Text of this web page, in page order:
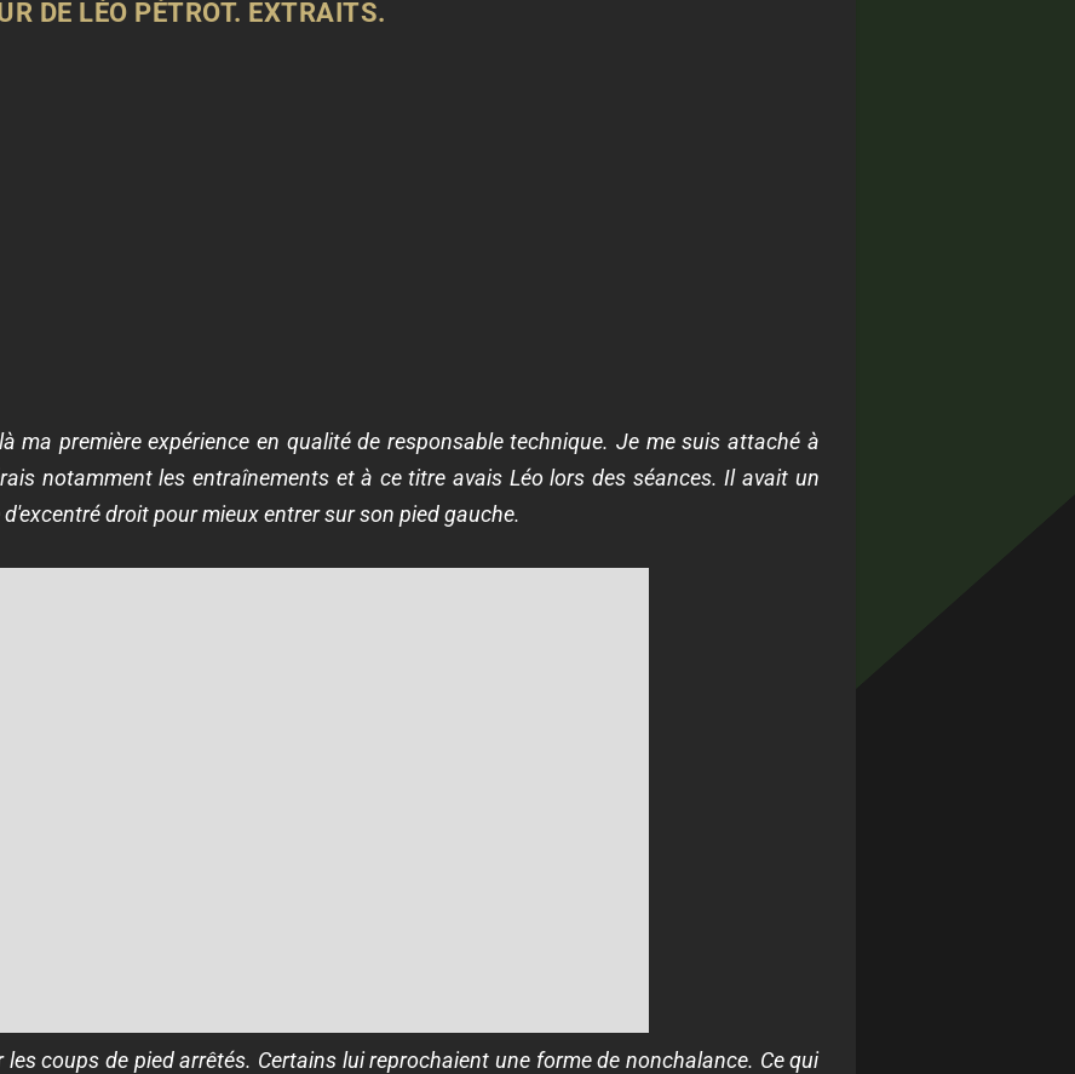
DE LÉO PÉTROT. EXTRAITS.
ma première expérience en qualité de responsable technique. Je me suis attaché à
notamment les entraînements et à ce titre avais Léo lors des séances. Il avait un
droit pour mieux entrer sur son pied gauche.
coups de pied arrêtés. Certains lui reprochaient une forme de nonchalance. Ce qui